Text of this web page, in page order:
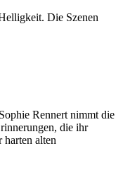
Die Szenen
Rennert nimmt die
die ihr
alten